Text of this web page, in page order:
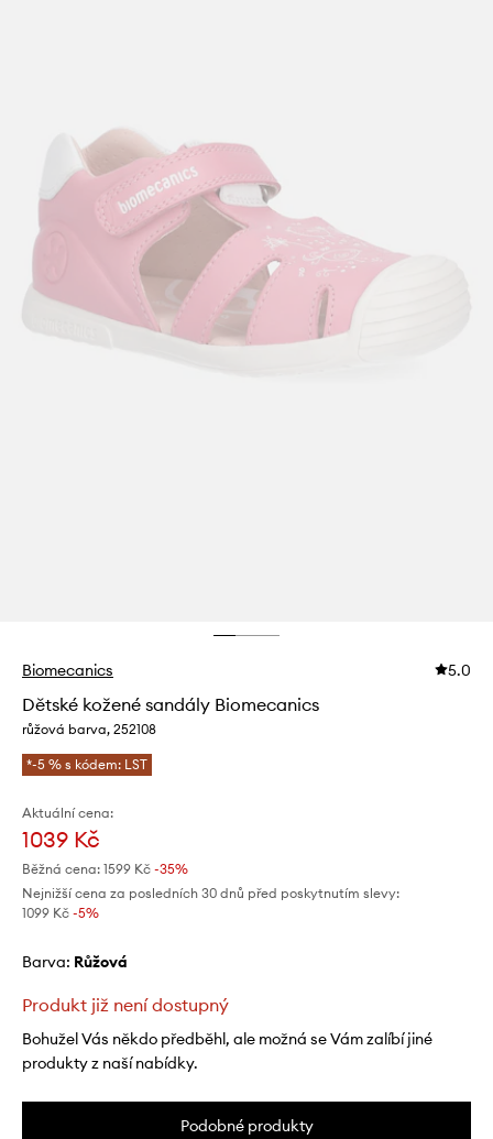
Biomecanics 5.0
Dětské kožené sandály Biomecanics
růžová barva, 252108
*-5 % s kódem: LST
Aktuální cena:
1039 Kč
Běžná cena: 1599 Kč -35%
Nejnižší cena za posledních 30 dnů před poskytnutím slevy:
1099 Kč -5%
Barva: růžová
Produkt již není dostupný
Bohužel Vás někdo předběhl, ale možná se Vám zalíbí jiné
produkty z naší nabídky.
Podobné produkty